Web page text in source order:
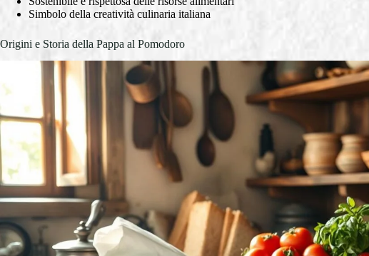
Simbolo della creatività culinaria italiana
Origini e Storia della Pappa al Pomodoro